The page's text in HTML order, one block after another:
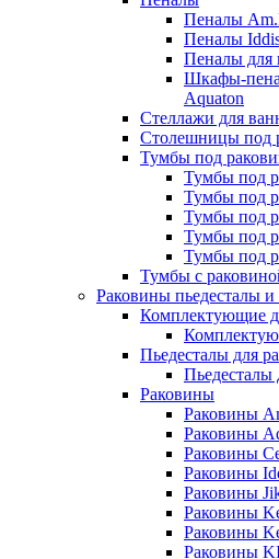
Пеналы
Пеналы
Пеналы для
Шкафы-
Aquaton
Стеллажи для
Столешницы под
Тумбы под
Тумбы под
Тумбы под
Тумбы под
Тумбы под
Тумбы под
Тумбы с
Раковины пьедесталы
Комплектующие
Пьедесталы для
Пьедесталы
Раковины
Раковины
Раковины
Раковины
Раковины
Раковины
Раковины
Раковины
Раковины